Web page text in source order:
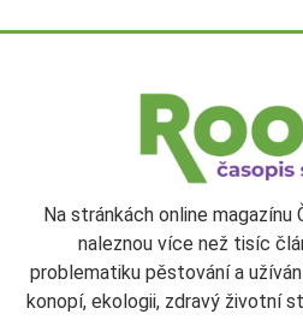
Na stránkách online magazínu
naleznou více než tisíc
problematiku pěstování a
konopí, ekologii, zdravý životní